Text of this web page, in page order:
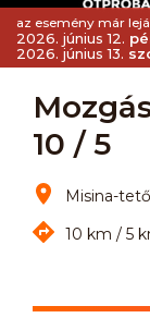
az esemény már
2026. június 12.
2026. június 13.
10 / 5
Misina-tető
10 km / 5